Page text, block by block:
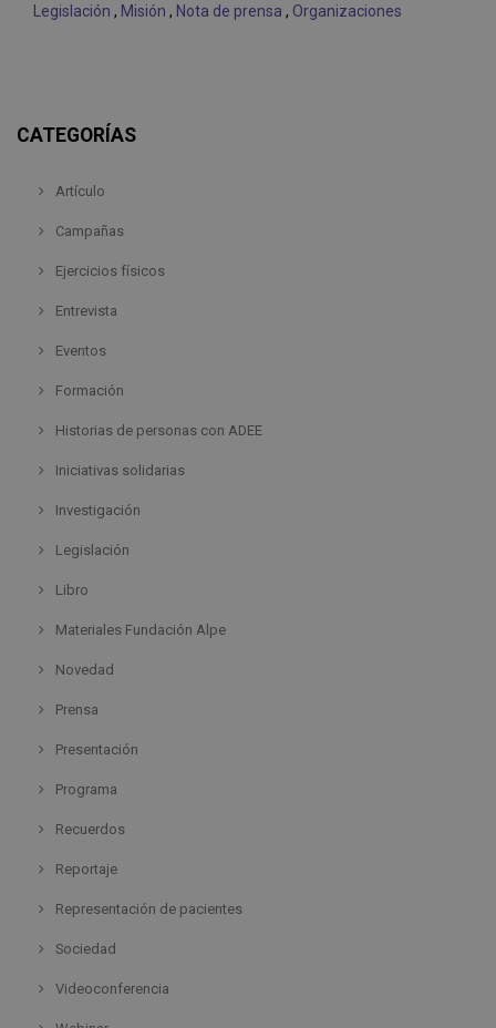
Legislación , Misión , Nota de prensa , Organizaciones
CATEGORÍAS
Artículo
Campañas
Ejercicios físicos
Entrevista
Eventos
Formación
Historias de personas con ADEE
Iniciativas solidarias
Investigación
Legislación
Libro
Materiales Fundación Alpe
Novedad
Prensa
Presentación
Programa
Recuerdos
Reportaje
Representación de pacientes
Sociedad
Videoconferencia